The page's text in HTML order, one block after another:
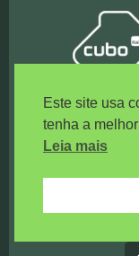
Este site usa
tenha a
Leia mais